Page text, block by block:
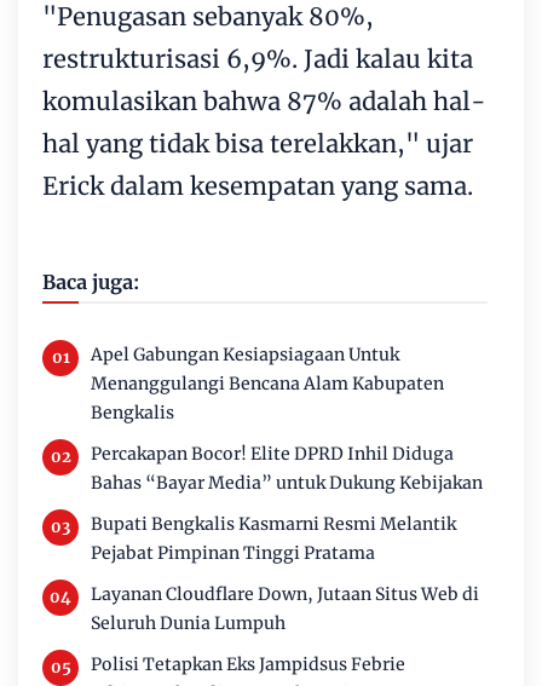
"Penugasan sebanyak 80%,
restrukturisasi 6,9%. Jadi kalau kita
komulasikan bahwa 87% adalah hal-
hal yang tidak bisa terelakkan," ujar
Erick dalam kesempatan yang sama.
Baca juga:
Apel Gabungan Kesiapsiagaan Untuk
Menanggulangi Bencana Alam Kabupaten
Bengkalis
Percakapan Bocor! Elite DPRD Inhil Diduga
Bahas “Bayar Media” untuk Dukung Kebijakan
Bupati Bengkalis Kasmarni Resmi Melantik
Pejabat Pimpinan Tinggi Pratama
Layanan Cloudflare Down, Jutaan Situs Web di
Seluruh Dunia Lumpuh
Polisi Tetapkan Eks Jampidsus Febrie